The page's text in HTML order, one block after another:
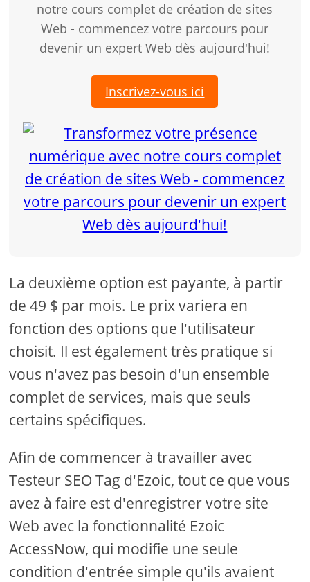
notre cours complet de création de sites
Web - commencez votre parcours pour
devenir un expert Web dès aujourd'hui!
Inscrivez-vous ici
La deuxième option est payante, à partir
de 49 $ par mois. Le prix variera en
fonction des options que l'utilisateur
choisit. Il est également très pratique si
vous n'avez pas besoin d'un ensemble
complet de services, mais que seuls
certains spécifiques.
Afin de commencer à travailler avec
Testeur SEO Tag d'Ezoic, tout ce que vous
avez à faire est d'enregistrer votre site
Web avec la fonctionnalité Ezoic
AccessNow, qui modifie une seule
condition d'entrée simple qu'ils avaient